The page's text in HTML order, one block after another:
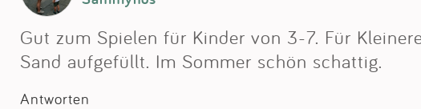
Gut zum Spielen für Kinder von 3-7. Für
Sand aufgefüllt. Im Sommer schön schattig.
Antworten